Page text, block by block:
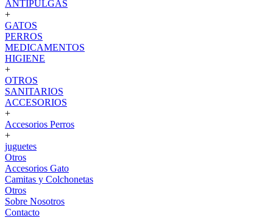
ANTIPULGAS
+
GATOS
PERROS
MEDICAMENTOS
HIGIENE
+
OTROS
SANITARIOS
ACCESORIOS
+
Accesorios Perros
+
juguetes
Otros
Accesorios Gato
Camitas y Colchonetas
Otros
Sobre Nosotros
Contacto